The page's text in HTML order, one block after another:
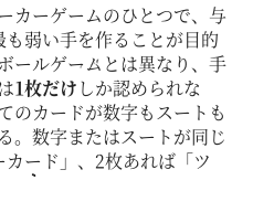
カーゲームのひとつで、与
弱い手を作ることが目的
ールゲームとは異なり、手
1枚だけしか認められな
のカードが数字もスートも
。数字またはスートが同じ
ード」、2枚あれば「ツ